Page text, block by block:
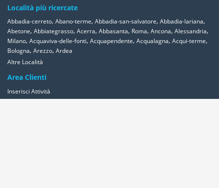
Località più ricercate
Abbadia-cerreto, Abano-terme, Abbadia-san-salvatore, Abbadia-lariana,
Abetone, Abbiategrasso, Acerra, Abbasanta, Roma, Ancona, Alessandria,
Milano, Acquaviva-delle-fonti, Acquapendente, Acqualagna, Acqui-terme,
Bologna, Arezzo, Ardea
Altre Località
Area Clienti
Inserisci Attività